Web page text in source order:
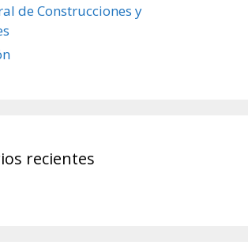
de Construcciones y
recientes